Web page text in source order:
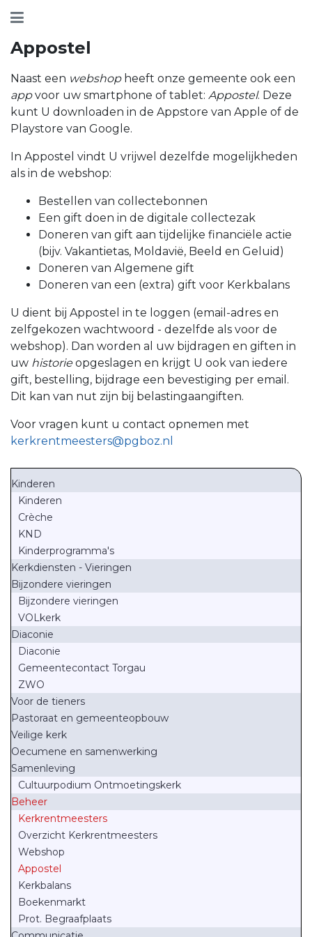
Appostel
Naast een webshopheeft onze gemeente ook een
appvoor uw smartphone of tablet: Appostel. Deze
kunt U downloaden in de Appstore van Apple of de
Playstore van Google.
In Appostel vindt U vrijwel dezelfde mogelijkheden
als in de webshop:
Bestellen van collectebonnen
Een gift doen in de digitale collectezak
Doneren van gift aan tijdelijke financiële actie
(bijv. Vakantietas, Moldavië, Beeld en Geluid)
Doneren van Algemene gift
Doneren van een (extra) gift voor Kerkbalans
U dient bij Appostel in te loggen (email-adres en
zelfgekozen wachtwoord - dezelfde als voor de
webshop). Dan worden al uw bijdragen en giften in
uw historieopgeslagen en krijgt U ook van iedere
gift, bestelling, bijdrage een bevestiging per email.
Dit kan van nut zijn bij belastingaangiften.
Voor vragen kunt u contact opnemen met
kerkrentmeesters@pgboz.nl
Kinderen
Kinderen
Crèche
KND
Kinderprogramma's
Kerkdiensten - Vieringen
Bijzondere vieringen
Bijzondere vieringen
VOLkerk
Diaconie
Diaconie
Gemeentecontact Torgau
ZWO
Voor de tieners
Pastoraat en gemeenteopbouw
Veilige kerk
Oecumene en samenwerking
Samenleving
Cultuurpodium Ontmoetingskerk
Beheer
Kerkrentmeesters
Overzicht Kerkrentmeesters
Webshop
Appostel
Kerkbalans
Boekenmarkt
Prot. Begraafplaats